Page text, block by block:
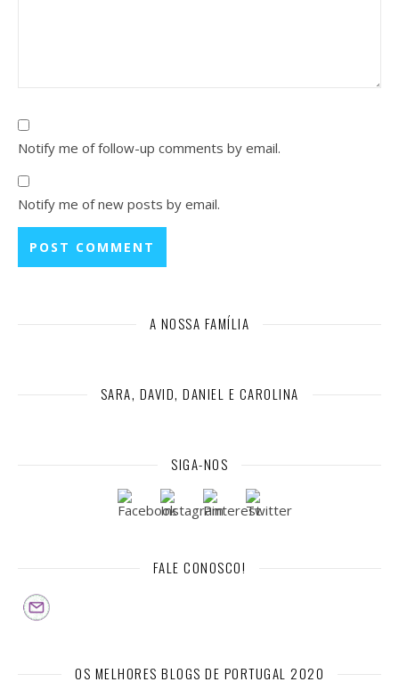
Notify me of follow-up comments by email.
Notify me of new posts by email.
A NOSSA FAMÍLIA
SARA, DAVID, DANIEL E CAROLINA
SIGA-NOS
FALE CONOSCO!
OS MELHORES BLOGS DE PORTUGAL 2020